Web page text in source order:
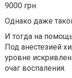
9000 грн.
Однако даже
И тогда на
Под анестезией
уровне
очаг воспаления.